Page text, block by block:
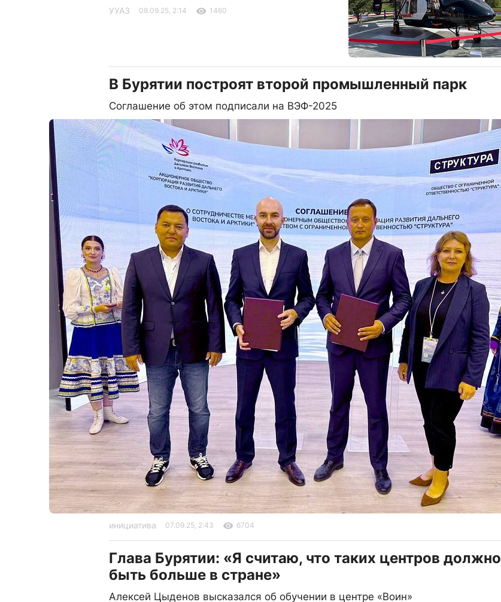
УУАЗ 08.09.25, 2:14 1460
В Бурятии построят второй промышленный парк
Соглашение об этом подписали на ВЭФ-2025
инициатива 07.09.25, 2:43 6704
Глава Бурятии: «Я считаю, что таких центров должно
быть больше в стране»
Алексей Цыденов высказался об обучении в центре «Воин»